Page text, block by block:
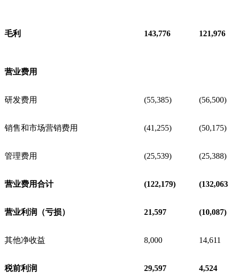
毛利 143,776 121,976
营业费用
研发费用 (55,385) (56,500)
销售和市场营销费用 (41,255) (50,175)
管理费用 (25,539) (25,388)
营业费用合计 (122,179)
营业利润（亏损） 21,597 (10,087)
其他净收益 8,000 14,611
税前利润 29,597 4,524